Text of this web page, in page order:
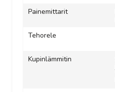
Painemittarit
Tehorele
Kupinlämmitin